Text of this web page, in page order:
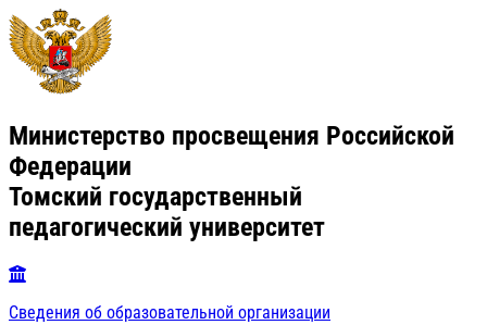
Министерство просвещения Российской
Федерации
Томский государственный
педагогический университет
Сведения об образовательной организации